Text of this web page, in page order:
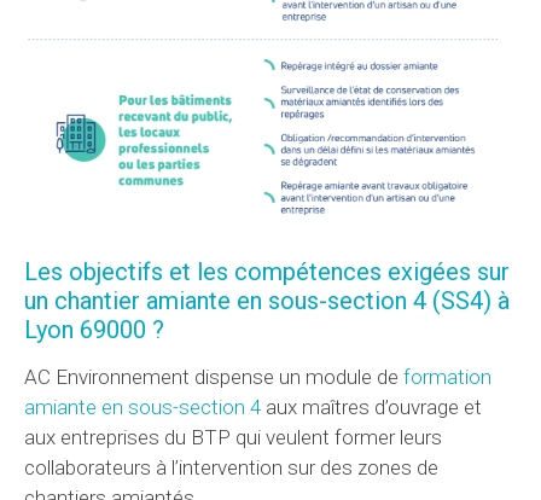
Les objectifs et les compétences exigées sur
un chantier amiante en sous-section 4 (SS4) à
Lyon 69000 ?
AC Environnement dispense un module de formation
amiante en sous-section 4 aux maîtres d’ouvrage et
aux entreprises du BTP qui veulent former leurs
collaborateurs à l’intervention sur des zones de